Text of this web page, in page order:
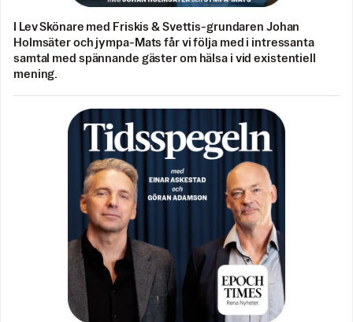
I Lev Skönare med Friskis & Svettis-grundaren Johan
Holmsäter och jympa-Mats får vi följa med i intressanta
samtal med spännande gäster om hälsa i vid existentiell
mening.